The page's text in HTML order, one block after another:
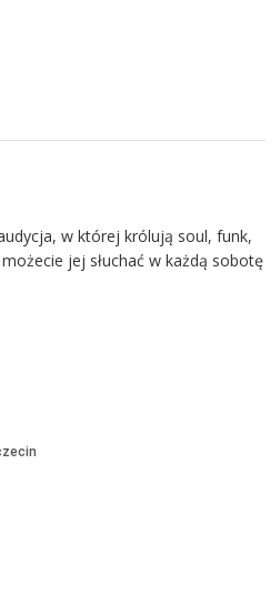
w której królują soul, funk,
jej słuchać w każdą sobotę